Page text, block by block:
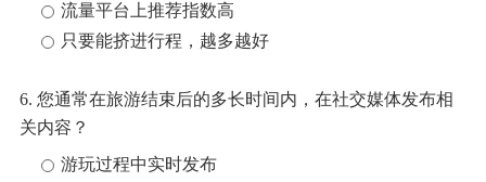
流量平台上推荐指数高
只要能挤进行程，越多越好
6. 您通常在旅游结束后的多长时间内，在社交媒体发布相
关内容？
游玩过程中实时发布